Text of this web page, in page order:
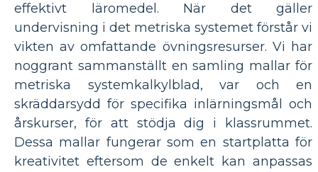
effektivt läromedel. När det gäller
undervisning i det metriska systemet förstår vi
vikten av omfattande övningsresurser. Vi har
noggrant sammanställt en samling mallar för
metriska systemkalkylblad, var och en
skräddarsydd för specifika inlärningsmål och
årskurser, för att stödja dig i klassrummet.
Dessa mallar fungerar som en startplatta för
kreativitet eftersom de enkelt kan anpassas